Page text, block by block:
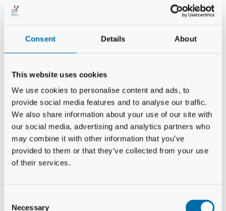
Consent Details About
This website uses cookies
We use cookies to personalise content and ads, to
provide social media features and to analyse our traffic.
We also share information about your use of our site with
our social media, advertising and analytics partners who
may combine it with other information that you’ve
provided to them or that they’ve collected from your use
of their services.
Necessary
Christian Hjorth
Niels Thomas Rosenberg
Benny Gensbøl
Bent Jakobsen
Svend Andersen
Bent Wigh
Jens-Kjeld Jensen
Jon Fjeldså
William Carøe Aarestrup
Erik Mølgaard